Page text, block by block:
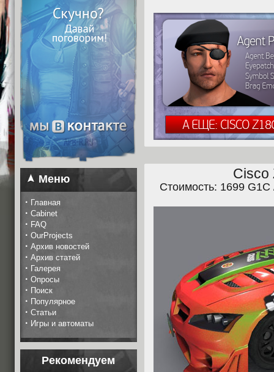
Меню
· Главная
· Cabinet
· FAQ
· OurProjects
· Архив новостей
· Архив статей
· Галерея
· Опросы
· Поиск
· Популярное
· Статьи
· Игры и автоматы
Рекомендуем
Cisco
Стоимость: 1699